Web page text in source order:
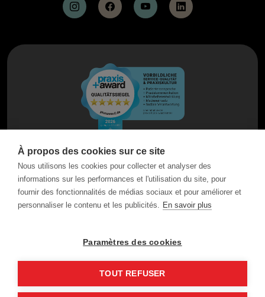
À propos des cookies sur ce site
Nous utilisons les cookies pour collecter et analyser des
informations sur les performances et l'utilisation du site, pour
fournir des fonctionnalités de médias sociaux et pour améliorer et
personnaliser le contenu et les publicités. En savoir plus
Paramètres des cookies
TOUT REFUSER